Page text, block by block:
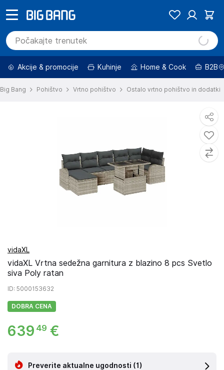
Akcije & promocije Kuhinje Home & Cook B2B
Big Bang Pohištvo Vrtno pohištvo Ostalo vrtno pohištvo in dodatki
vidaXL
vidaXL Vrtna sedežna garnitura z blazino 8 pcs Svetlo
siva Poly ratan
ID: 5000153632
DOBRA CENA
639 49 €
Preverite aktualne ugodnosti (1)